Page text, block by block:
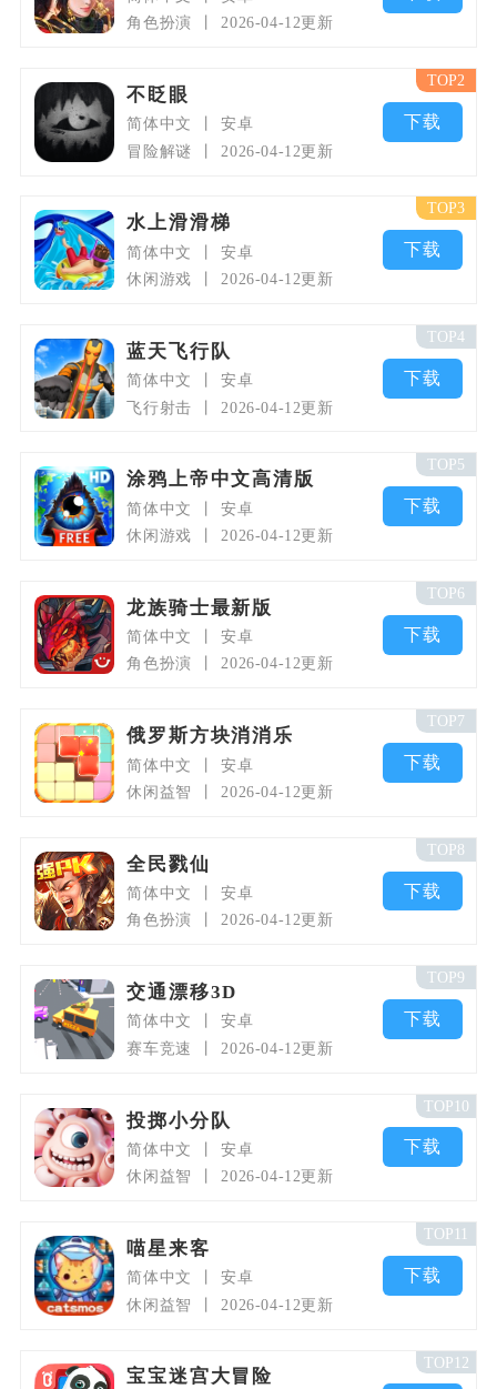
角色扮演
2026-04-12更新
不眨眼
简体中文
安卓
冒险解谜
2026-04-12更新
下载
TOP2
水上滑滑梯
简体中文
安卓
休闲游戏
2026-04-12更新
下载
TOP3
蓝天飞行队
简体中文
安卓
飞行射击
2026-04-12更新
下载
TOP4
涂鸦上帝中文高清版
简体中文
安卓
休闲游戏
2026-04-12更新
下载
TOP5
龙族骑士最新版
简体中文
安卓
角色扮演
2026-04-12更新
下载
TOP6
俄罗斯方块消消乐
简体中文
安卓
休闲益智
2026-04-12更新
下载
TOP7
全民戮仙
简体中文
安卓
角色扮演
2026-04-12更新
下载
TOP8
交通漂移3D
简体中文
安卓
赛车竞速
2026-04-12更新
下载
TOP9
投掷小分队
简体中文
安卓
休闲益智
2026-04-12更新
下载
TOP10
喵星来客
简体中文
安卓
休闲益智
2026-04-12更新
下载
TOP11
宝宝迷宫大冒险
TOP12